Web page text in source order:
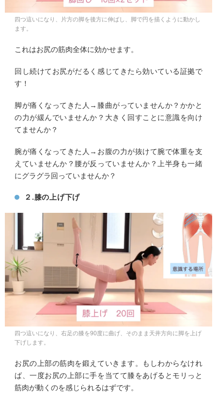
四つ這いになり、片方の脚を後方に伸ばし、脚で円を描くように動かし
ます。
これはお尻の筋肉全体に効かせます。
回し続けてお尻がだるく感じてきたら効いている証拠で
す！
脚が痛くなってきた人→膝曲がっていませんか？かかと
の力が緩んでいませんか？大きく回すことに意識を向け
てませんか？
腕が痛くなってきた人→お腹の力が抜けて腕で体重を支
えていませんか？腰が反っていませんか？上半身も一緒
にグラグラ回っていませんか？
２.膝の上げ下げ
四つ這いになり、右足の膝を90度に曲げ、そのまま天井方向に脚を上げ
下げします。
お尻の上部の筋肉を鍛えていきます。もしわからなけれ
ば、一度お尻の上部に手を当てて膝をあげるとモリっと
筋肉が動くのを感じられるはずです。